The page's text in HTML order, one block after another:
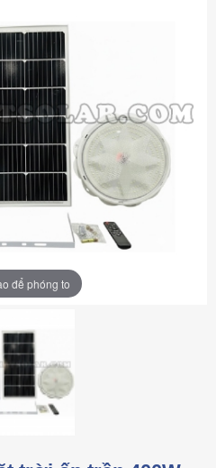
để phóng to